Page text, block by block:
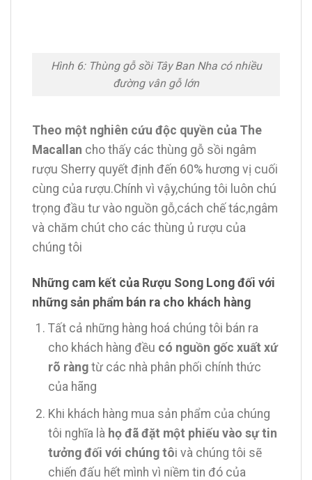
Hình 6: Thùng gỗ sồi Tây Ban Nha có nhiều
đường vân gỗ lớn
Theo một nghiên cứu độc quyền của The
Macallan cho thấy các thùng gỗ sồi ngâm
rượu Sherry quyết định đến 60% hương vị cuối
cùng của rượu.Chính vì vậy,chúng tôi luôn chú
trọng đầu tư vào nguồn gỗ,cách chế tác,ngâm
và chăm chút cho các thùng ủ rượu của
chúng tôi
Những cam kết của Rượu Song Long đối với
những sản phẩm bán ra cho khách hàng
Tất cả những hàng hoá chúng tôi bán ra
cho khách hàng đều có nguồn gốc xuất xứ
rõ ràngtừ các nhà phân phối chính thức
của hãng
Khi khách hàng mua sản phẩm của chúng
tôi nghĩa là họ đã đặt một phiếu vào sự tin
tưởng đối với chúng tôi và chúng tôi sẽ
chiến đấu hết mình vì niềm tin đó của